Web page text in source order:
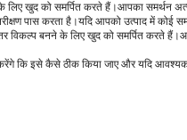
लिए खुद को समर्पित करते हैं।आपका समर्थन
पास करता है।यदि आपको उत्पाद में
विकल्प बनने के लिए खुद को समर्पित करते
कि इसे कैसे ठीक किया जाए और यदि